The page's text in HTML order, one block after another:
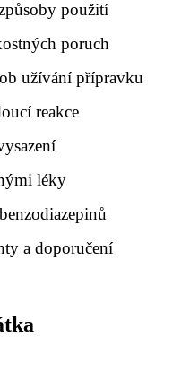
použití
poruch
užívání přípravku
reakce
léky
a doporučení